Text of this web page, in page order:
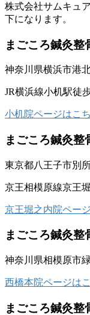
株式会社サムキュ
下になります。
まごころ鍼灸整
神奈川県横浜市港
JR横浜線小机駅徒
小机院ページはこ
まごころ鍼灸整
東京都八王子市別
京王相模原線京王
京王堀之内院ペー
まごころ鍼灸整
神奈川県相模原市
西橋本院ページは
まごころ鍼灸整